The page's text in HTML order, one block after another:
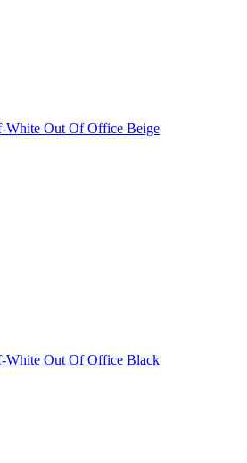
Out Of Office Beige
Out Of Office Black